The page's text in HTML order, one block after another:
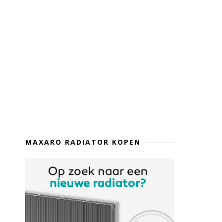
MAXARO RADIATOR KOPEN